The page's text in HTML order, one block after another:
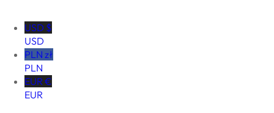
USD $
USD
PLN zł
PLN
EUR €
EUR